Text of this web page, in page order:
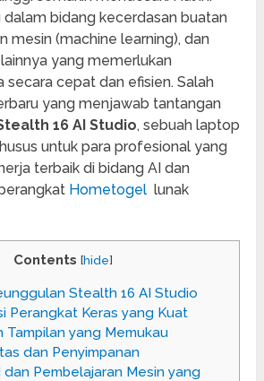
bidang kecerdasan buatan
mesin (machine learning), dan
yang memerlukan
secara cepat dan efisien. Salah
yang menjawab tantangan
16 AI Studio, sebuah laptop
untuk para profesional yang
terbaik di bidang AI dan
Hometogellunak
Contents [hide]
Stealth 16 AI Studio
Perangkat Keras yang Kuat
Tampilan yang Memukau
dan Penyimpanan
dan Pembelajaran Mesin yang